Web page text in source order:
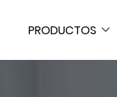
PRODUCTOS